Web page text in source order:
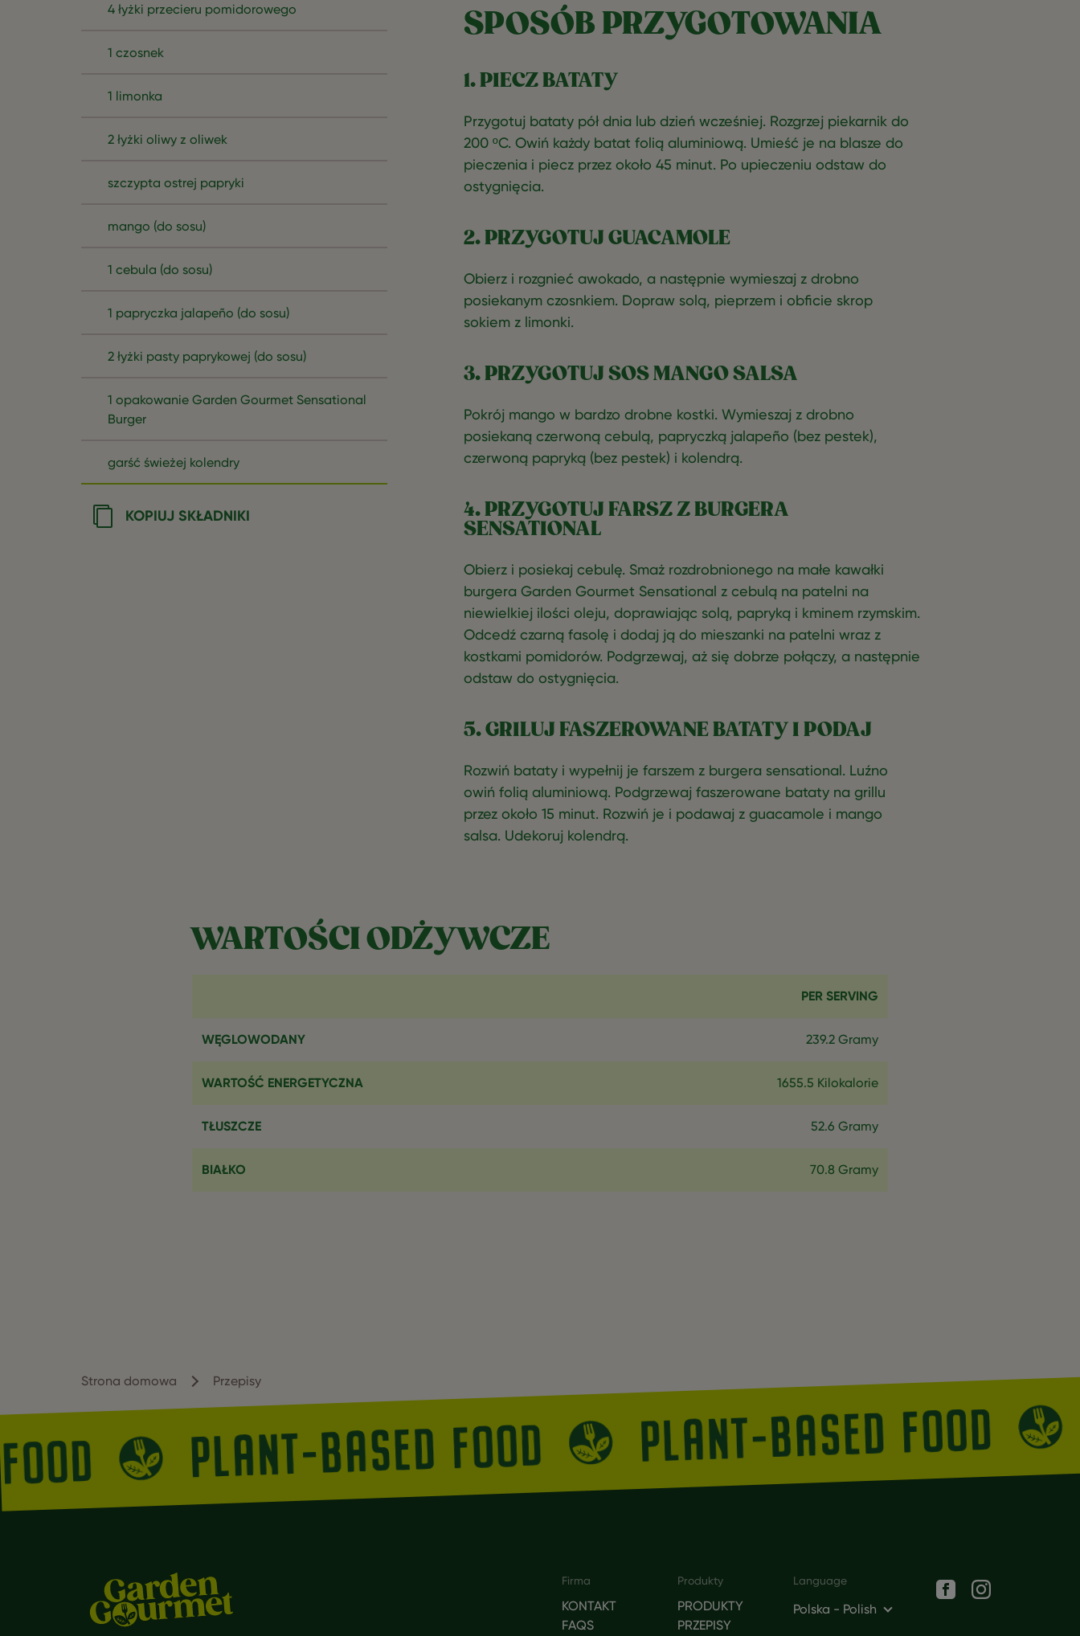
4 łyżki przecieru pomidorowego
1 czosnek
1 limonka
2 łyżki oliwy z oliwek
szczypta ostrej papryki
mango (do sosu)
1 cebula (do sosu)
1 papryczka jalapeño (do sosu)
2 łyżki pasty paprykowej (do sosu)
1 opakowanie Garden Gourmet Sensational
Burger
garść świeżej kolendry
KOPIUJ SKŁADNIKI
SPOSÓB PRZYGOTOWANIA
1. PIECZ BATATY
Przygotuj bataty pół dnia lub dzień wcześniej. Rozgrzej piekarnik do
200 ºC. Owiń każdy batat folią aluminiową. Umieść je na blasze do
pieczenia i piecz przez około 45 minut. Po upieczeniu odstaw do
ostygnięcia.
2. PRZYGOTUJ GUACAMOLE
Obierz i rozgnieć awokado, a następnie wymieszaj z drobno
posiekanym czosnkiem. Dopraw solą, pieprzem i obficie skrop
sokiem z limonki.
3. PRZYGOTUJ SOS MANGO SALSA
Pokrój mango w bardzo drobne kostki. Wymieszaj z drobno
posiekaną czerwoną cebulą, papryczką jalapeño (bez pestek),
czerwoną papryką (bez pestek) i kolendrą.
4. PRZYGOTUJ FARSZ Z BURGERA
SENSATIONAL
Obierz i posiekaj cebulę. Smaż rozdrobnionego na małe kawałki
burgera Garden Gourmet Sensational z cebulą na patelni na
niewielkiej ilości oleju, doprawiając solą, papryką i kminem rzymskim.
Odcedź czarną fasolę i dodaj ją do mieszanki na patelni wraz z
kostkami pomidorów. Podgrzewaj, aż się dobrze połączy, a następnie
odstaw do ostygnięcia.
5. GRILUJ FASZEROWANE BATATY I PODAJ
Rozwiń bataty i wypełnij je farszem z burgera sensational. Luźno
owiń folią aluminiową. Podgrzewaj faszerowane bataty na grillu
przez około 15 minut. Rozwiń je i podawaj z guacamole i mango
salsa. Udekoruj kolendrą.
WARTOŚCI ODŻYWCZE
PER SERVING
WĘGLOWODANY 239.2 Gramy
WARTOŚĆ ENERGETYCZNA 1655.5 Kilokalorie
TŁUSZCZE 52.6 Gramy
BIAŁKO 70.8 Gramy
Strona domowa Przepisy
PLANT-BASED FOOD PLANT-BASED FOOD
Footer
Firma
KONTAKT
FAQS
Produkty
PRODUKTY
PRZEPISY
Language
Polska - Polish
Social networks